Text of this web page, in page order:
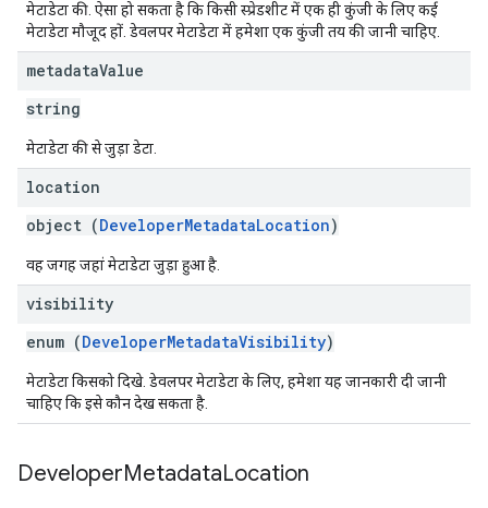
मेटाडेटा की. ऐसा हो सकता है कि किसी स्प्रेडशीट में एक ही कुंजी के लिए कई
मेटाडेटा मौजूद हों. डेवलपर मेटाडेटा में हमेशा एक कुंजी तय की जानी चाहिए.
metadataValue
string
मेटाडेटा की से जुड़ा डेटा.
location
object (DeveloperMetadataLocation)
वह जगह जहां मेटाडेटा जुड़ा हुआ है.
visibility
enum (DeveloperMetadataVisibility)
मेटाडेटा किसको दिखे. डेवलपर मेटाडेटा के लिए, हमेशा यह जानकारी दी जानी
चाहिए कि इसे कौन देख सकता है.
DeveloperMetadataLocation